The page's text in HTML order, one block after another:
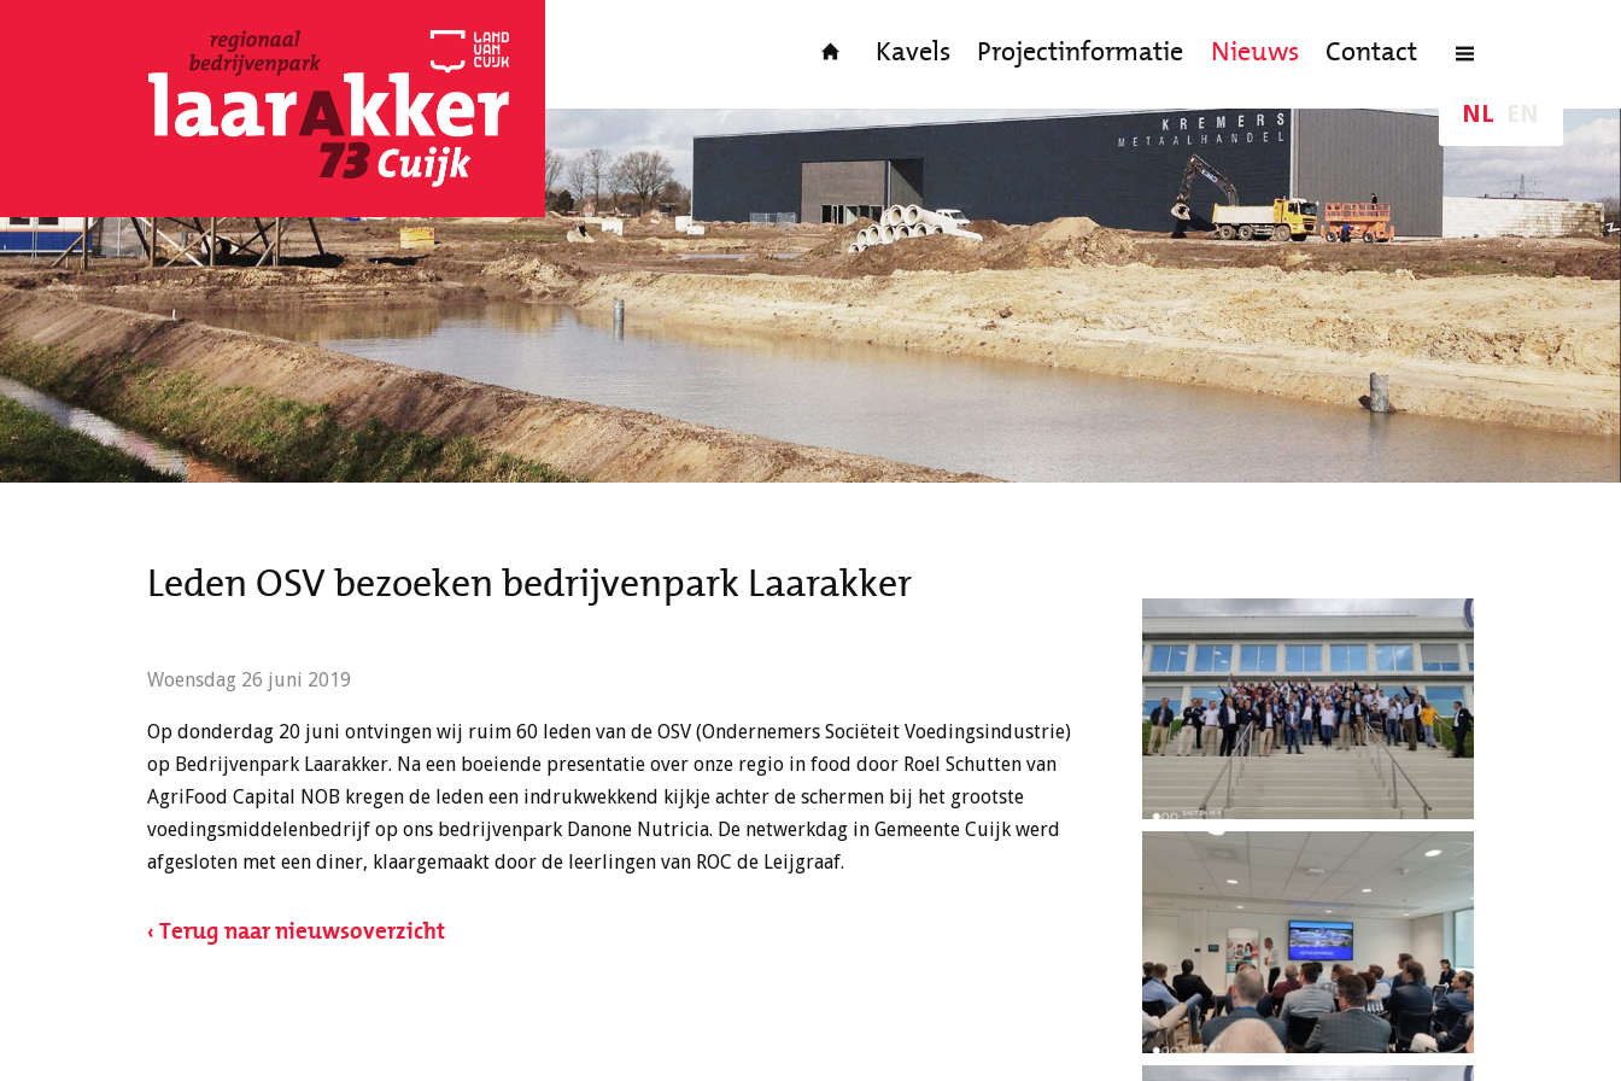
HomeKavels Projectinformatie Nieuws Contact
NL
Leden OSV bezoeken bedrijvenpark Laarakker
Woensdag 26 juni 2019
Op donderdag 20 juni ontvingen wij ruim 60 leden van de OSV (Ondernemers Sociëteit Voedingsindustrie)
op Bedrijvenpark Laarakker. Na een boeiende presentatie over onze regio in food door Roel Schutten van
AgriFood Capital NOB kregen de leden een indrukwekkend kijkje achter de schermen bij het grootste
voedingsmiddelenbedrijf op ons bedrijvenpark Danone Nutricia. De netwerkdag in Gemeente Cuijk werd
afgesloten met een diner, klaargemaakt door de leerlingen van ROC de Leijgraaf.
‹ Terug naar nieuwsoverzicht